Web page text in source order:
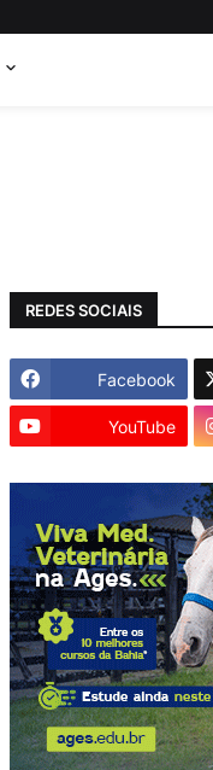
REDES SOCIAIS
Facebook
YouTube